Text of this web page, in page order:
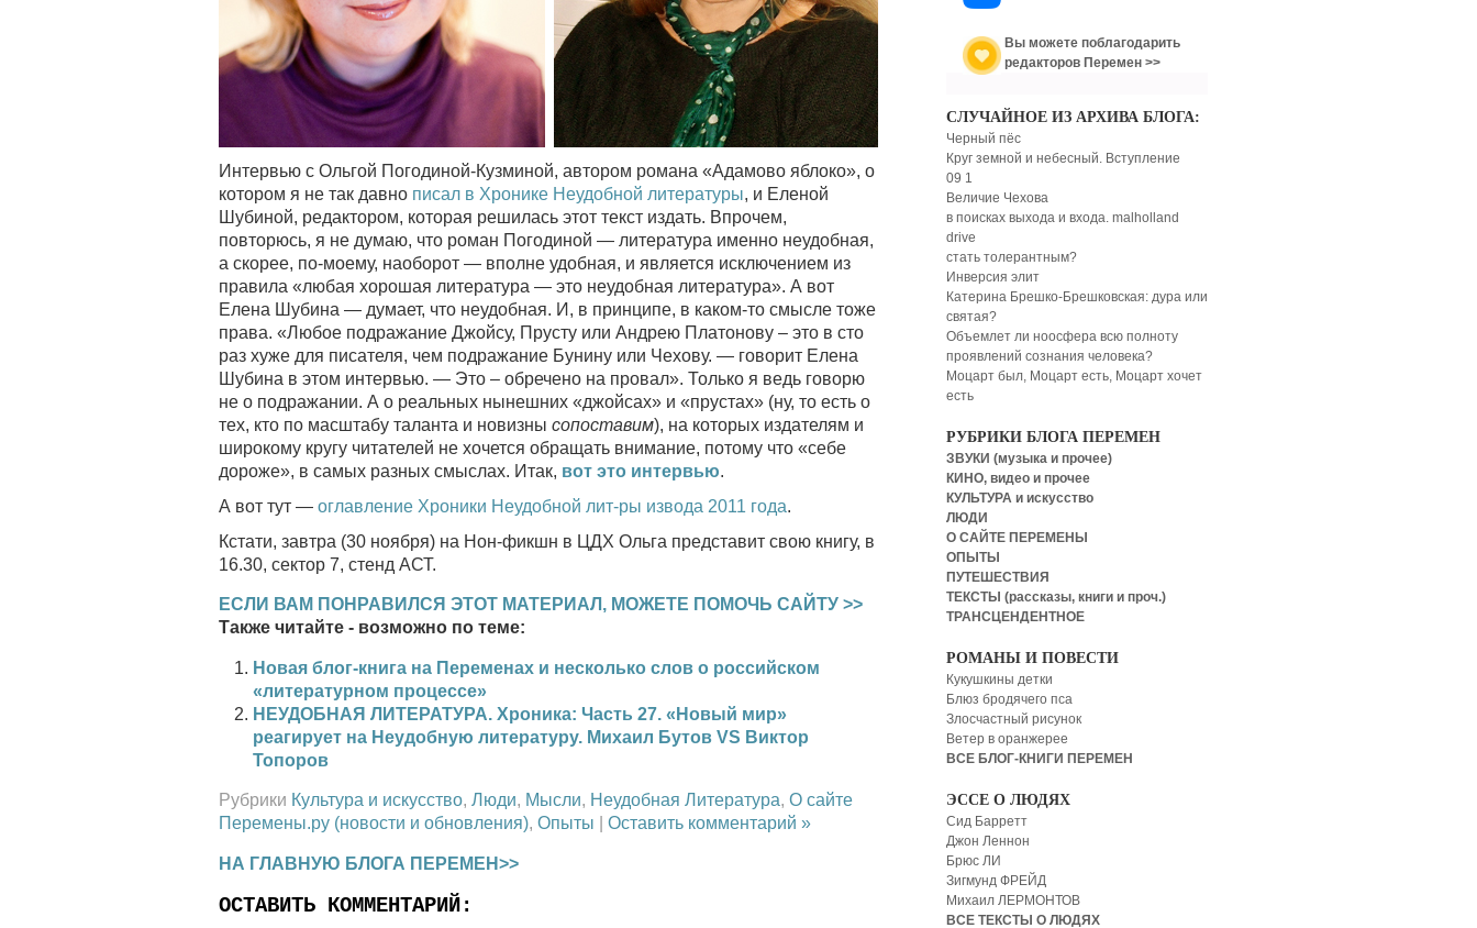
Интервью с Ольгой Погодиной-Кузминой, автором романа «Адамово яблоко», о
котором я не так давно писал в Хронике Неудобной литературы, и Еленой
Шубиной, редактором, которая решилась этот текст издать. Впрочем,
повторюсь, я не думаю, что роман Погодиной — литература именно неудобная,
а скорее, по-моему, наоборот — вполне удобная, и является исключением из
правила «любая хорошая литература — это неудобная литература». А вот
Елена Шубина — думает, что неудобная. И, в принципе, в каком-то смысле тоже
права. «Любое подражание Джойсу, Прусту или Андрею Платонову – это в сто
раз хуже для писателя, чем подражание Бунину или Чехову. — говорит Елена
Шубина в этом интервью. — Это – обречено на провал». Только я ведь говорю
не о подражании. А о реальных нынешних «джойсах» и «прустах» (ну, то есть о
тех, кто по масштабу таланта и новизны сопоставим), на которых издателям и
широкому кругу читателей не хочется обращать внимание, потому что «себе
дороже», в самых разных смыслах. Итак, вот это интервью.
А вот тут — оглавление Хроники Неудобной лит-ры извода 2011 года.
Кстати, завтра (30 ноября) на Нон-фикшн в ЦДХ Ольга представит свою книгу, в
16.30, сектор 7, стенд АСТ.
ЕСЛИ ВАМ ПОНРАВИЛСЯ ЭТОТ МАТЕРИАЛ, МОЖЕТЕ ПОМОЧЬ САЙТУ >>
Также читайте - возможно по теме:
Новая блог-книга на Переменах и несколько слов о российском
«литературном процессе»
НЕУДОБНАЯ ЛИТЕРАТУРА. Хроника: Часть 27. «Новый мир»
реагирует на Неудобную литературу. Михаил Бутов VS Виктор
Топоров
Рубрики Культура и искусство, Люди, Мысли, Неудобная Литература, О сайте
Перемены.ру (новости и обновления), Опыты Оставить комментарий »
НА ГЛАВНУЮ БЛОГА ПЕРЕМЕН>>
ОСТАВИТЬ КОММЕНТАРИЙ:
Вы можете поблагодарить
редакторов Перемен >>
СЛУЧАЙНОЕ ИЗ АРХИВА БЛОГА:
Черный пёс
Круг земной и небесный. Вступление
09 1
Величие Чехова
в поисках выхода и входа. malholland
drive
стать толерантным?
Инверсия элит
Катерина Брешко-Брешковская: дура или
святая?
Объемлет ли ноосфера всю полноту
проявлений сознания человека?
Моцарт был, Моцарт есть, Моцарт хочет
есть
РУБРИКИ БЛОГА ПЕРЕМЕН
ЗВУКИ (музыка и прочее)
КИНО, видео и прочее
КУЛЬТУРА и искусство
ЛЮДИ
О САЙТЕ ПЕРЕМЕНЫ
ОПЫТЫ
ПУТЕШЕСТВИЯ
ТЕКСТЫ (рассказы, книги и проч.)
ТРАНСЦЕНДЕНТНОЕ
РОМАНЫ И ПОВЕСТИ
Кукушкины детки
Блюз бродячего пса
Злосчастный рисунок
Ветер в оранжерее
ВСЕ БЛОГ-КНИГИ ПЕРЕМЕН
ЭССЕ О ЛЮДЯХ
Сид Барретт
Джон Леннон
Брюс ЛИ
Зигмунд ФРЕЙД
Михаил ЛЕРМОНТОВ
ВСЕ ТЕКСТЫ О ЛЮДЯХ